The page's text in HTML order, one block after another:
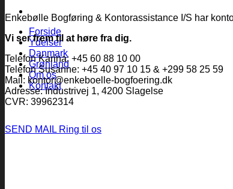
Forside
Ydelser
Danmark
Grønland
Om os
Kontakt
Enkebølle Bogføring & Kontorassistance I/S har
Vi ser frem til at høre fra dig.
Telefon Karina: +45 60 88 10 00
Telefon Susanne: +45 40 97 10 15 & +299 58 25 59
Mail: kontor@enkeboelle-bogfoering.dk
Adresse: Industrivej 1, 4200 Slagelse
CVR: 39962314
SEND MAIL Ring til os